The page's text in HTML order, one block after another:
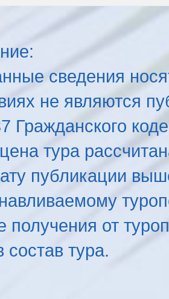
сведения
не являются
Гражданского
тура
публикации
получения от
тура.